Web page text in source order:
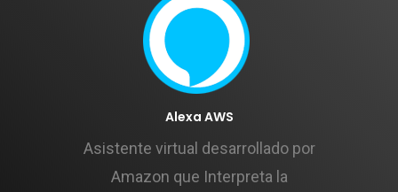
Alexa AWS
Asistente virtual desarrollado por
Amazon que Interpreta la